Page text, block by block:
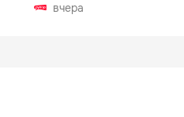
вчера